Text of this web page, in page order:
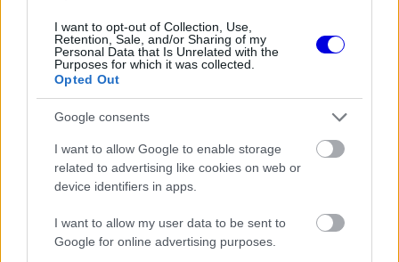
I want to opt-out of Collection, Use,
Retention, Sale, and/or Sharing of my
Personal Data that Is Unrelated with the
Purposes for which it was collected.
Opted Out
Google consents
I want to allow Google to enable storage
related to advertising like cookies on web or
device identifiers in apps.
I want to allow my user data to be sent to
Google for online advertising purposes.
„Kérlek, gondoljatok Roscoe-ra" - írta Hamilton
közösségi médiában. „Szeretnék mindenkinek
fejleményeket adni. Roscoe ismét tüdőgyulladást
kapott és nehezen lélegzett. Kórházba került és
elaltattuk, hogy megnyugodjon, miközben
kivizsgálták őt, de ezalatt megállt a szíve."
EZEKET IS AJÁNLJUK